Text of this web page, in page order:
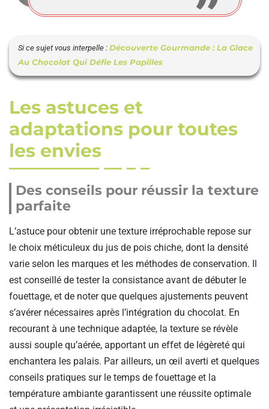
Si ce sujet vous interpelle : Découverte Gourmande : La Glace
Au Chocolat Qui Défie Les Papilles
Les astuces et
adaptations pour toutes
les envies
Des conseils pour réussir la texture
parfaite
L’astuce pour obtenir une texture irréprochable repose sur
le choix méticuleux du jus de pois chiche, dont la densité
varie selon les marques et les méthodes de conservation. Il
est conseillé de tester la consistance avant de débuter le
fouettage, et de noter que quelques ajustements peuvent
s’avérer nécessaires après l’intégration du chocolat. En
recourant à une technique adaptée, la texture se révèle
aussi souple qu’aérée, apportant un effet de légèreté qui
enchantera les palais. Par ailleurs, un œil averti et quelques
conseils pratiques sur le temps de fouettage et la
température ambiante garantissent une réussite optimale